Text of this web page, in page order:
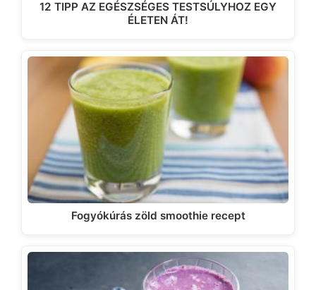
12 TIPP AZ EGÉSZSÉGES TESTSÚLYHOZ EGY
ÉLETEN ÁT!
Fogyókúrás zöld smoothie recept